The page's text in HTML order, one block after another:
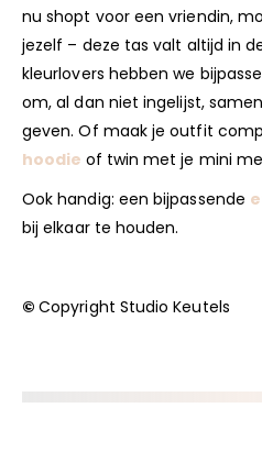
nu shopt voor een vriendin,
jezelf – deze tas valt altijd in
kleurlovers hebben we
om, al dan niet ingelijst,
geven. Of maak je outfit
hoodie of twin met je mini
Ook handig: een bijpassende
bij elkaar te houden.
©Copyright Studio Keutels